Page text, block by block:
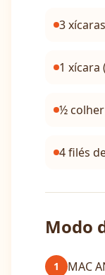
3
1 xícara
½
4 filés
Modo
1
MAC